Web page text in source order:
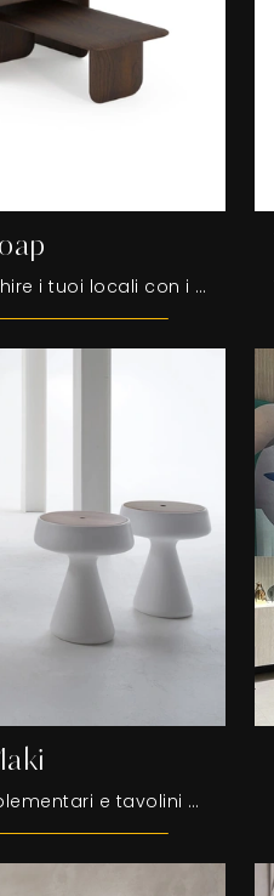
Desideri arricchire i tuoi locali con i Complementi Devina Nais? Ecco qui diversi modelli di tavolini in legno come Tavolino Soap.
Elementi complementari e tavolini Tonin Casa: scopri come impreziosire i tuoi locali design con il modello Tavolino Maki.